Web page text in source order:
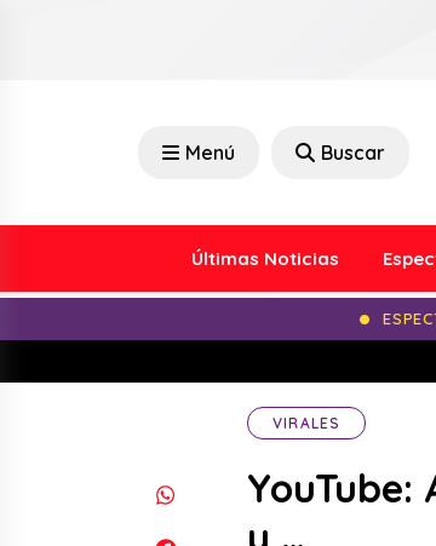
Menú Buscar
Últimas Noticias
VIRALES
y …